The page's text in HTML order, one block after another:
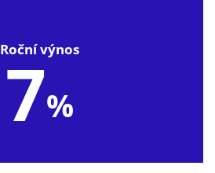
Roční výnos
7%